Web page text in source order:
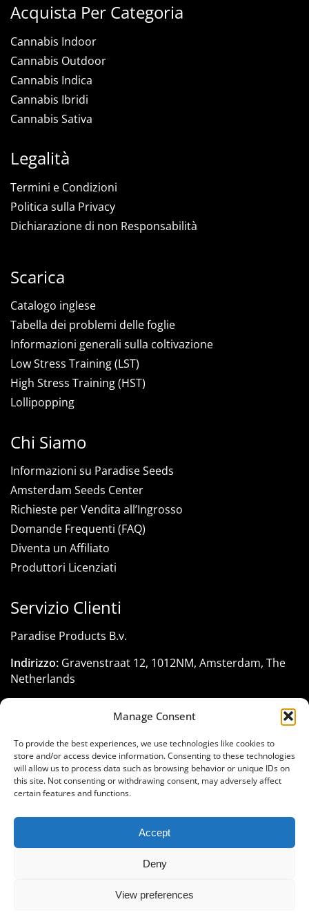
Manage Consent
To provide the best experiences, we use technologies like cookies to
store and/or access device information. Consenting to these technologies
will allow us to process data such as browsing behavior or unique IDs on
this site. Not consenting or withdrawing consent, may adversely affect
certain features and functions.
Accept
Deny
View preferences
Acquista Per Categoria
Cannabis Indoor
Cannabis Outdoor
Cannabis Indica
Cannabis Ibridi
Cannabis Sativa
Legalità
Termini e Condizioni
Politica sulla Privacy
Dichiarazione di non Responsabilità
Scarica
Catalogo inglese
Tabella dei problemi delle foglie
Informazioni generali sulla coltivazione
Low Stress Training (LST)
High Stress Training (HST)
Lollipopping
Chi Siamo
Informazioni su Paradise Seeds
Amsterdam Seeds Center
Richieste per Vendita all’Ingrosso
Domande Frequenti (FAQ)
Diventa un Affiliato
Produttori Licenziati
Servizio Clienti
Paradise Products B.v.
Indirizzo: Gravenstraat 12, 1012NM, Amsterdam, The
Netherlands
Telefono: +31 206 795 422
Email:customerservice@paradise-seeds.com
Orari:Lunedì - Venerdì:10:00-18:00(GMT+1)
Unisciti alla famiglia Paradise Seeds